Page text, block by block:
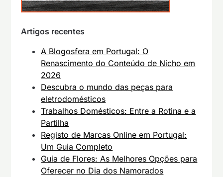
Artigos recentes
A Blogosfera em Portugal: O
Renascimento do Conteúdo de Nicho em
2026
Descubra o mundo das peças para
eletrodomésticos
Trabalhos Domésticos: Entre a Rotina e a
Partilha
Registo de Marcas Online em Portugal:
Um Guia Completo
Guia de Flores: As Melhores Opções para
Oferecer no Dia dos Namorados